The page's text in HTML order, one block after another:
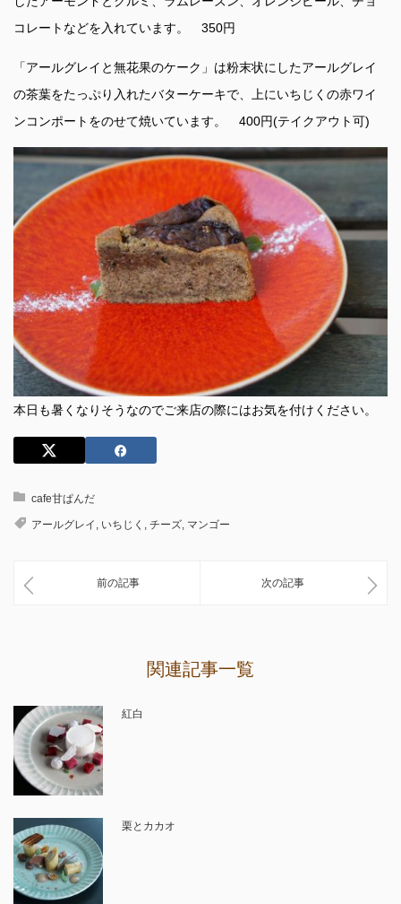
コレートなどを入れています。 350円
「アールグレイと無花果のケーク」は粉末状にしたアールグレイ
の茶葉をたっぷり入れたバターケーキで、上にいちじくの赤ワイ
ンコンポートをのせて焼いています。 400円(テイクアウト可)
本日も暑くなりそうなのでご来店の際にはお気を付けください。
cafe甘ぱんだ
アールグレイ , いちじく , チーズ, マンゴー
前の記事 次の記事
関連記事一覧
紅白
栗とカカオ